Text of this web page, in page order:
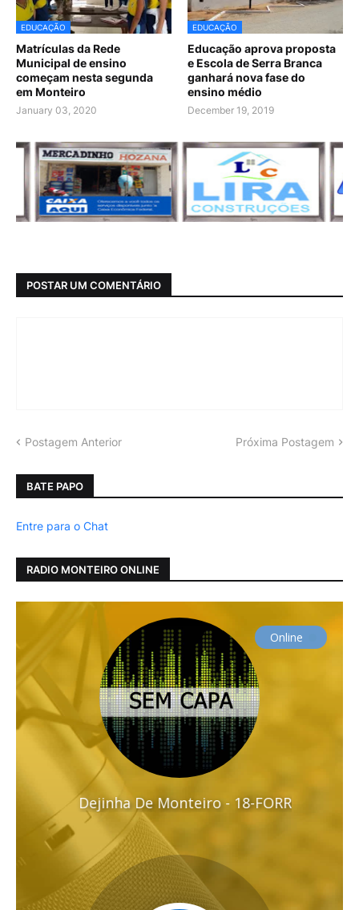
EDUCAÇÃO
Matrículas da Rede
Municipal de ensino
começam nesta segunda
em Monteiro
January 03, 2020
EDUCAÇÃO
Educação aprova proposta
e Escola de Serra Branca
ganhará nova fase do
ensino médio
December 19, 2019
POSTAR UM COMENTÁRIO
Postagem Anterior Próxima Postagem
BATE PAPO
Entre para o Chat
RADIO MONTEIRO ONLINE